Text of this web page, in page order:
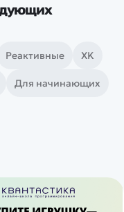
Реактивные XK
Для начинающих